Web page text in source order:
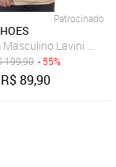
liso Com Capuz
Patrocinado
Lavini
199,90 - 55%
R$89,90